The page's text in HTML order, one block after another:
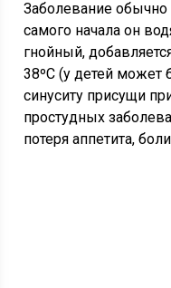
Заболевание обычно
самого начала он
гнойный,
38ºС (у детей
синуситу присущи
простудных
потеря аппетита,